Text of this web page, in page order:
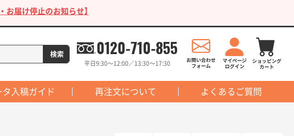
お届け停止のお知らせ】
0120-710-855
平日9:30〜12:00／13:30〜17:30
タ入稿ガイド 再注文について よくあるご質問